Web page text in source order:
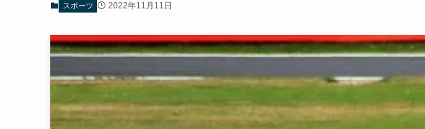
スポーツ 2022年11月11日